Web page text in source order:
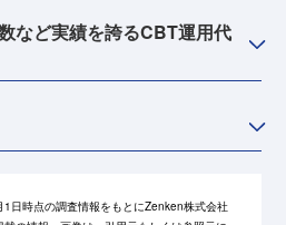
など実績を誇るCBT運用代
日時点の調査情報をもとにZenken株式会社